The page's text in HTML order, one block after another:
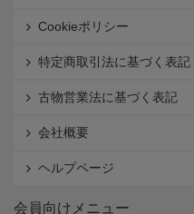
Cookieポリシー
特定商取引法に基づく表記
古物営業法に基づく表記
会社概要
ヘルプページ
会員向けメニュー